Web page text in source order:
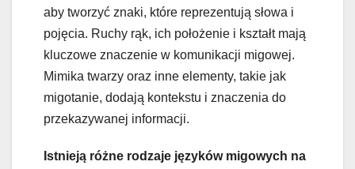
aby tworzyć znaki, które reprezentują słowa i
pojęcia. Ruchy rąk, ich położenie i kształt mają
kluczowe znaczenie w komunikacji migowej.
Mimika twarzy oraz inne elementy, takie jak
migotanie, dodają kontekstu i znaczenia do
przekazywanej informacji.
Istnieją różne rodzaje języków migowych na